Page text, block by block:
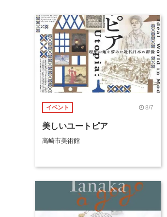
イベント 8/7
美しいユートピア
高崎市美術館